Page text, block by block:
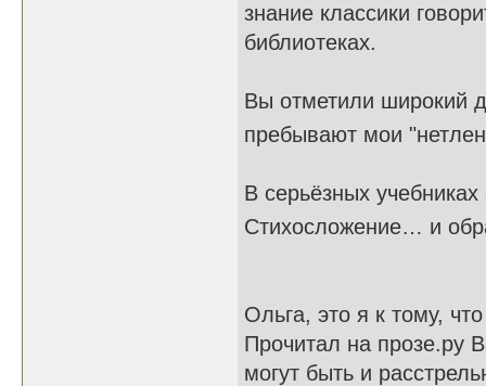
знание классики
библиотеках.
Вы отметили широкий
пребывают мои
В серьёзных
Стихосложение… и
Ольга, это я к тому,
Прочитал на прозе.ру
могут быть и